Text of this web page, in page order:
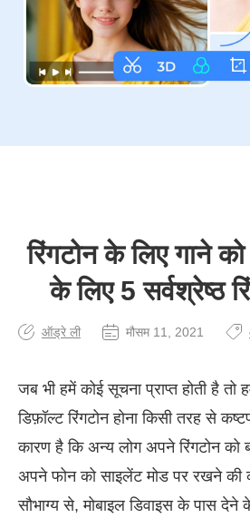
रिंगटोन के लिए गाने
के लिए 5 सर्वश्रेष्ठ
ऑड्रे ली मौसम 11, 2021
जब भी हमें कोई सूचना प्राप्त होती है तो
डिफ़ॉल्ट रिंगटोन होना किसी तरह से
कारण है कि अन्य लोग अपने रिंगटोन को
अपने फोन को साइलेंट मोड पर रखने
सौभाग्य से, मोबाइल डिवाइस के पास